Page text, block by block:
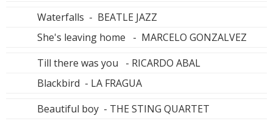
Waterfalls - BEATLE JAZZ
She's leaving home - MARCELO GONZALVEZ
Till there was you - RICARDO ABAL
Blackbird - LA FRAGUA
Beautiful boy - THE STING QUARTET